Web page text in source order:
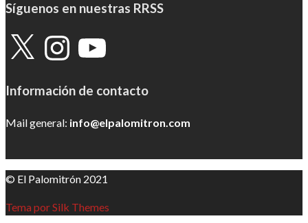
Síguenos en nuestras RRSS
X InstagramYouTube
Información de contacto
Mail general: info@elpalomitron.com
© El Palomitrón 2021
Tema por Silk Themes